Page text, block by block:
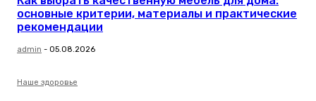
основные критерии, материалы и практические
рекомендации
admin - 05.08.2026
Наше здоровье